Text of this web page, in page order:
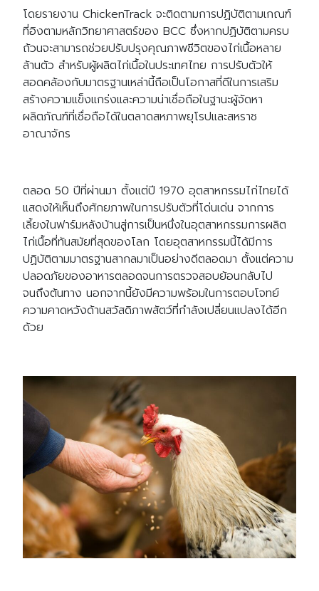
โดยรายงาน ChickenTrack จะติดตามการปฏิบัติตามเกณฑ์
ที่อิงตามหลักวิทยาศาสตร์ของ BCC ซึ่งหากปฏิบัติตามครบ
ถ้วนจะสามารถช่วยปรับปรุงคุณภาพชีวิตของไก่เนื้อหลาย
ล้านตัว สำหรับผู้ผลิตไก่เนื้อในประเทศไทย การปรับตัวให้
สอดคล้องกับมาตรฐานเหล่านี้ถือเป็นโอกาสที่ดีในการเสริม
สร้างความแข็งแกร่งและความน่าเชื่อถือในฐานะผู้จัดหา
ผลิตภัณฑ์ที่เชื่อถือได้ในตลาดสหภาพยุโรปและสหราช
อาณาจักร
ตลอด 50 ปีที่ผ่านมา ตั้งแต่ปี 1970 อุตสาหกรรมไก่ไทยได้
แสดงให้เห็นถึงศักยภาพในการปรับตัวที่โด่นเด่น จากการ
เลี้ยงในฟาร์มหลังบ้านสู่การเป็นหนึ่งในอุตสาหกรรมการผลิต
ไก่เนื้อที่ทันสมัยที่สุดของโลก โดยอุตสาหกรรมนี้ได้มีการ
ปฏิบัติตามมาตรฐานสากลมาเป็นอย่างดีตลอดมา ตั้งแต่ความ
ปลอดภัยของอาหารตลอดจนการตรวจสอบย้อนกลับไป
จนถึงต้นทาง นอกจากนี้ยังมีความพร้อมในการตอบโจทย์
ความคาดหวังด้านสวัสดิภาพสัตว์ที่กำลังเปลี่ยนแปลงได้อีก
ด้วย